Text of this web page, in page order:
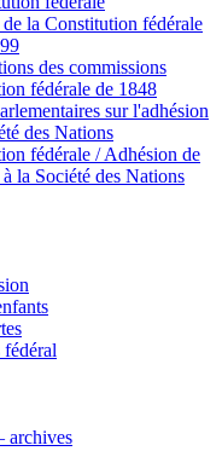
la Constitution fédérale
des commissions
fédérale de 1848
sur l'adhésion
des Nations
fédérale / Adhésion de
à la Société des Nations
fédéral
archives